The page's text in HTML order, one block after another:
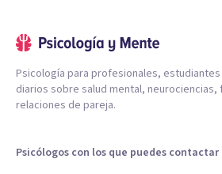
Psicología para profesionales,
diarios sobre salud mental,
relaciones de pareja.
Psicólogos con los que puedes contactar